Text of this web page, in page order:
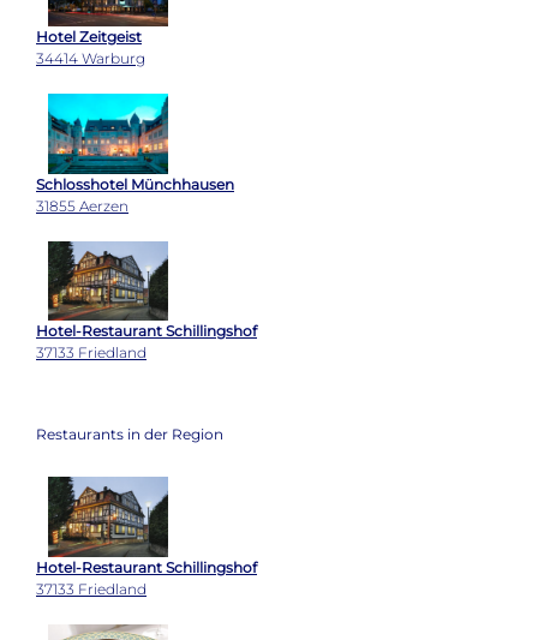
Hotel Zeitgeist
34414 Warburg
Schlosshotel Münchhausen
31855 Aerzen
Hotel-Restaurant Schillingshof
37133 Friedland
Restaurants in der Region
Hotel-Restaurant Schillingshof
37133 Friedland